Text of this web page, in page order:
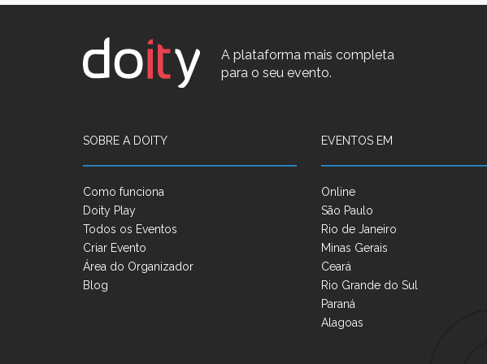
A plataforma mais completa
para o seu evento.
SOBRE A DOITY
Como funciona
Doity Play
Todos os Eventos
Criar Evento
Área do Organizador
Blog
EVENTOS EM
Online
São Paulo
Rio de Janeiro
Minas Gerais
Ceará
Rio Grande do Sul
Paraná
Alagoas